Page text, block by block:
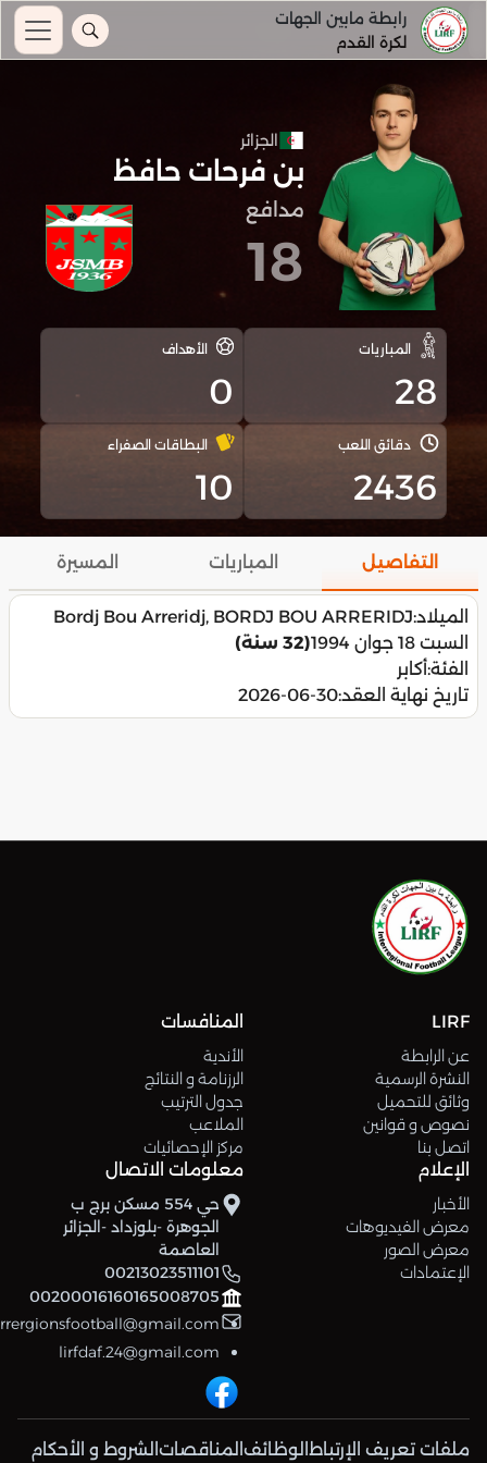
رابطة مابين الجهات
لكرة القدم
الجزائر
بن فرحات حافظ
مدافع
18
المباريات
28
الأهداف
0
دقائق اللعب
2436
البطاقات الصفراء
10
التفاصيل المباريات المسيرة
الميلاد:Bordj Bou Arreridj, BORDJ BOU ARRERIDJ
السبت 18 جوان 1994
(32 سنة)
الفئة:أكابر
تاريخ نهاية العقد:2026-06-30
LIRF
عن الرابطة
النشرة الرسمية
وثائق للتحميل
نصوص و قوانين
اتصل بنا
المنافسات
الأندية
الرزنامة و النتائج
جدول الترتيب
الملاعب
مركز الإحصائيات
الإعلام
الأخبار
معرض الفيديوهات
معرض الصور
الإعتمادات
معلومات الاتصال
حي 554 مسكن برج ب
الجوهرة -بلوزداد -الجزائر
العاصمة
00213023511101
00200016160165008705
lirfdaf.24@gmail.com
ملفات تعريف الإرتباط الوظائف المناقصات الشروط و الأحكام